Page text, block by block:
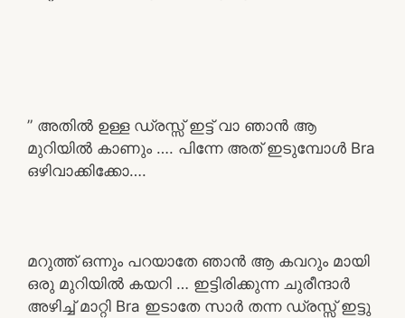
” അതിൽ ഉള്ള ഡ്രസ്സ് ഇട്ട് വാ ഞാൻ ആ
മുറിയിൽ കാണും …. പിന്നേ അത് ഇടുമ്പോൾ Bra
ഒഴിവാക്കിക്കോ….
മറുത്ത് ഒന്നും പറയാതേ ഞാൻ ആ കവറും മായി
ഒരു മുറിയിൽ കയറി … ഇട്ടിരിക്കുന്ന ചുരീന്ദാർ
അഴിച്ച് മാറ്റി Bra ഇടാതേ സാർ തന്ന ഡ്രസ്സ് ഇട്ടു